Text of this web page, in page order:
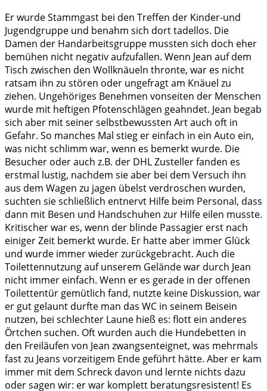
Er wurde Stammgast bei den Treffen der Kinder-und
Jugendgruppe und benahm sich dort tadellos. Die
Damen der Handarbeitsgruppe mussten sich doch eher
bemühen nicht negativ aufzufallen. Wenn Jean auf dem
Tisch zwischen den Wollknäueln thronte, war es nicht
ratsam ihn zu stören oder ungefragt am Knäuel zu
ziehen. Ungehöriges Benehmen vonseiten der Menschen
wurde mit heftigen Pfotenschlägen geahndet. Jean begab
sich aber mit seiner selbstbewussten Art auch oft in
Gefahr. So manches Mal stieg er einfach in ein Auto ein,
was nicht schlimm war, wenn es bemerkt wurde. Die
Besucher oder auch z.B. der DHL Zusteller fanden es
erstmal lustig, nachdem sie aber bei dem Versuch ihn
aus dem Wagen zu jagen übelst verdroschen wurden,
suchten sie schließlich entnervt Hilfe beim Personal, dass
dann mit Besen und Handschuhen zur Hilfe eilen musste.
Kritischer war es, wenn der blinde Passagier erst nach
einiger Zeit bemerkt wurde. Er hatte aber immer Glück
und wurde immer wieder zurückgebracht. Auch die
Toilettennutzung auf unserem Gelände war durch Jean
nicht immer einfach. Wenn er es gerade in der offenen
Toilettentür gemütlich fand, nutzte keine Diskussion, war
er gut gelaunt durfte man das WC in seinem Beisein
nutzen, bei schlechter Laune hieß es: flott ein anderes
Örtchen suchen. Oft wurden auch die Hundebetten in
den Freiläufen von Jean zwangsenteignet, was mehrmals
fast zu Jeans vorzeitigem Ende geführt hätte. Aber er kam
immer mit dem Schreck davon und lernte nichts dazu
oder sagen wir: er war komplett beratungsresistent! Es